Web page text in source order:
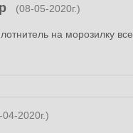
(08-05-2020г.)
на морозилку
04-2020г.)